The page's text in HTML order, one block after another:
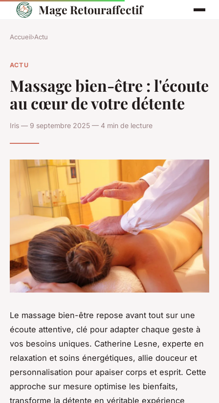
Mage Retouraffectif
Accueil›Actu
ACTU
Massage bien-être : l'écoute
au cœur de votre détente
Iris — 9 septembre 2025 — 4 min de lecture
Le massage bien-être repose avant tout sur une
écoute attentive, clé pour adapter chaque geste à
vos besoins uniques. Catherine Lesne, experte en
relaxation et soins énergétiques, allie douceur et
personnalisation pour apaiser corps et esprit. Cette
approche sur mesure optimise les bienfaits,
transforme la détente en véritable expérience